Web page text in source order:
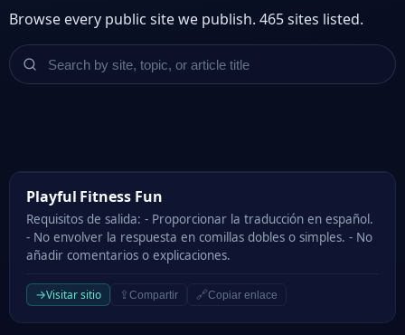
Browse every public site we publish. 465 sites listed.
Playful Fitness Fun
Playful Fitness Fun
Requisitos de salida: - Proporcionar la traducción en español.
- No envolver la respuesta en comillas dobles o simples. - No
añadir comentarios o explicaciones.
→Visitar sitio ⇪ Compartir 🔗Copiar enlace